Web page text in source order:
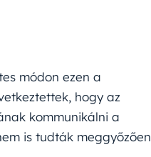
módon ezen a
hogy az
kommunikálni a
is tudták meggyőzően